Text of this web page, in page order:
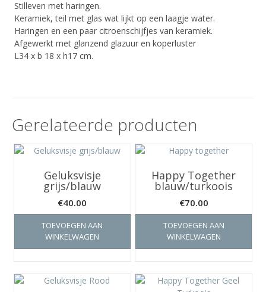
Stilleven met haringen.
Keramiek, teil met glas wat lijkt op een laagje water.
Haringen en een paar citroenschijfjes van keramiek.
Afgewerkt met glanzend glazuur en koperluster
L34 x b 18 x h17 cm.
Gerelateerde producten
Geluksvisje
grijs/blauw
€40.00
TOEVOEGEN AAN
WINKELWAGEN
Happy Together
blauw/turkoois
€70.00
TOEVOEGEN AAN
WINKELWAGEN